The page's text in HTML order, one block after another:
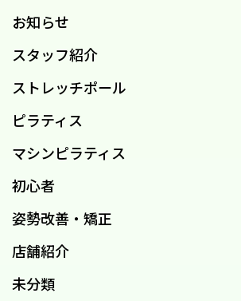
お知らせ
スタッフ紹介
ストレッチポール
ピラティス
マシンピラティス
初心者
姿勢改善・矯正
店舗紹介
未分類